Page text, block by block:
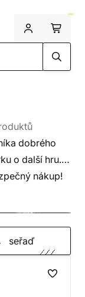
dobrého
o další hru.
nákup!
seřaď